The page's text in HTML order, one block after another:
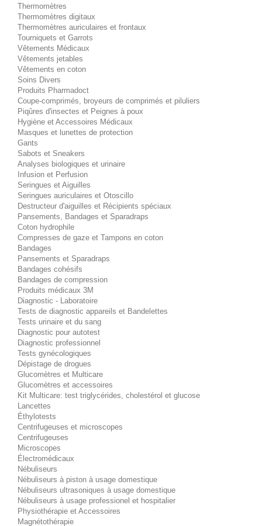
Thermomètres
Thermomètres digitaux
Thermomètres auriculaires et frontaux
Tourniquets et Garrots
Vêtements Médicaux
Vêtements jetables
Vêtements en coton
Soins Divers
Produits Pharmadoct
Coupe-comprimés, broyeurs de comprimés et piluliers
Piqûres d'insectes et Peignes à poux
Hygiène et Accessoires Médicaux
Masques et lunettes de protection
Gants
Sabots et Sneakers
Analyses biologiques et urinaire
Infusion et Perfusion
Seringues et Aiguilles
Seringues auriculaires et Otoscillo
Destructeur d'aiguilles et Récipients spéciaux
Pansements, Bandages et Sparadraps
Coton hydrophile
Compresses de gaze et Tampons en coton
Bandages
Pansements et Sparadraps
Bandages cohésifs
Bandages de compression
Produits médicaux 3M
Diagnostic - Laboratoire
Tests de diagnostic appareils et Bandelettes
Tests urinaire et du sang
Diagnostic pour autotest
Diagnostic professionnel
Tests gynécologiques
Dépistage de drogues
Glucomètres et Multicare
Glucomètres et accessoires
Kit Multicare: test triglycérides, cholestérol et glucose
Lancettes
Éthylotests
Centrifugeuses et microscopes
Centrifugeuses
Microscopes
Électromédicaux
Nébuliseurs
Nébuliseurs à piston à usage domestique
Nébuliseurs ultrasoniques à usage domestique
Nébuliseurs à usage professionel et hospitalier
Physiothérapie et Accessoires
Magnétothérapie